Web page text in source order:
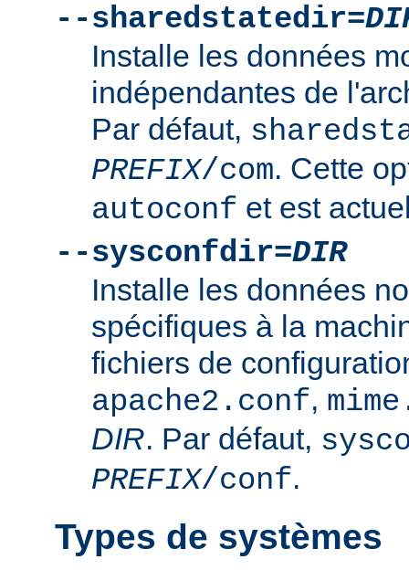
--sharedstatedir=
Installe les données
indépendantes de
Par défaut,
PREFIX/com. Cette
autoconf et est
--sysconfdir=DIR
Installe les données
spécifiques à la
fichiers de
apache2.conf,
DIR. Par défaut,
PREFIX/conf.
Types de systèmes